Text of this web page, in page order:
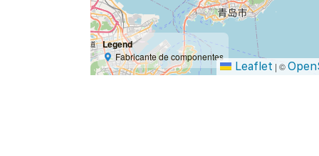
Legend
Fabricante de componentes
Leaflet | ©